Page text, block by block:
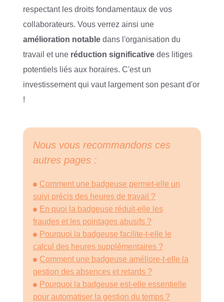
respectant les droits fondamentaux de vos
collaborateurs. Vous verrez ainsi une
amélioration notabledans l'organisation du
travail et une réduction significativedes litiges
potentiels liés aux horaires. C'est un
investissement qui vaut largement son pesant d'or
!
Nous vous recommandons ces
autres pages :
Comment une badgeuse permet-elle un
suivi précis des heures de travail ?
En quoi la badgeuse réduit-elle les
fraudes et les pointages abusifs ?
Pourquoi la badgeuse facilite-t-elle le
calcul des heures supplémentaires ?
Comment une badgeuse améliore-t-elle la
gestion des absences et retards ?
Pourquoi la badgeuse est-elle essentielle
pour automatiser la gestion du temps ?